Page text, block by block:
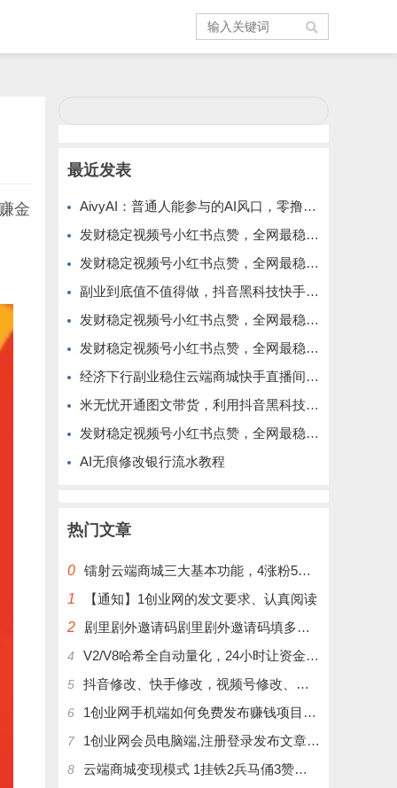
金
最近发表
AivyAI：普通人能参与的AI风口，零撸AVAX，首码上线速度上车！
发财稳定视频号小红书点赞，全网最稳定绿色的项目，价格拉满的哦
发财稳定视频号小红书点赞，全网最稳定绿色的项目，今年再加油
副业到底值不值得做，抖音黑科技快手上人涨粉云端商城真能逆袭赚钱
发财稳定视频号小红书点赞，全网最稳定绿色的项目，完美来拉新
发财稳定视频号小红书点赞，全网最稳定绿色的项目，完全自动了
经济下行副业稳住云端商城快手直播间挂铁涨粉丝抖音黑科技实操
米无忧开通图文带货，利用抖音黑科技商城快速涨粉1000+，单日变现2W！
发财稳定视频号小红书点赞，全网最稳定绿色的项目，完美自动了
AI无痕修改银行流水教程
热门文章
0 镭射云端商城三大基本功能，4涨粉5涨播放量6挂铁，为你揭开真实的面纱!
1
【通知】1创业网的发文要求、认真阅读
2
剧里剧外邀请码剧里剧外邀请码填多少呢？
4 V2/V8哈希全自动量化，24小时让资金为你打工！
5 抖音修改、快手修改，视频号修改、大屏修改|橱窗修改|抖店修改|、招代理可单独购买
6 1创业网手机端如何免费发布赚钱项目文章
7 1创业网会员电脑端,注册登录发布文章,操作介绍
8 云端商城变现模式 1挂铁2兵马俑3赞刷4涨粉，带你玩.赚风口项日